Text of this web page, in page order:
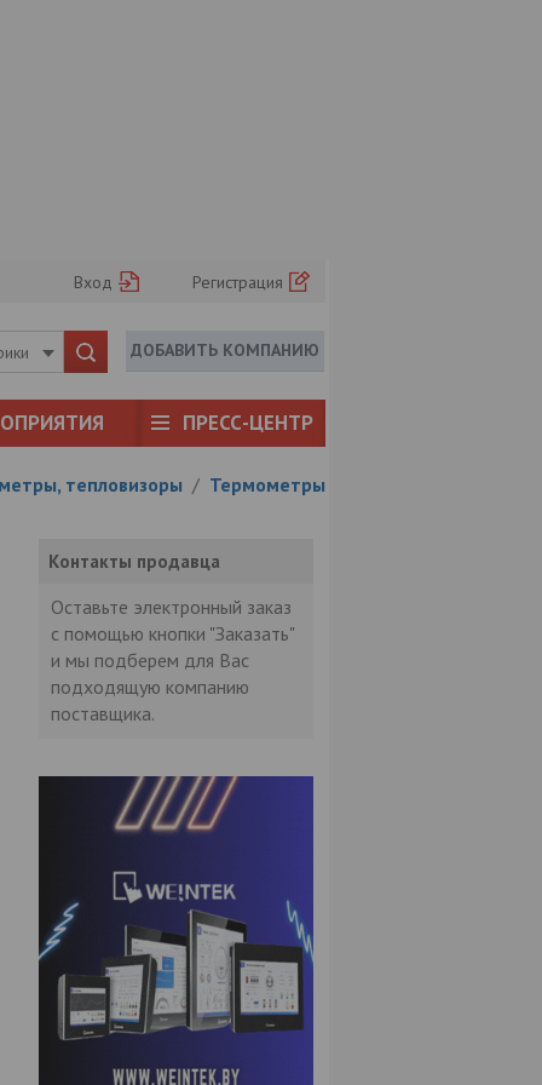
Вход Регистрация
ДОБАВИТЬ КОМПАНИЮ
ПРЕСС-ЦЕНТР
тепловизоры / Термометры
Контакты продавца
Оставьте электронный заказ
с помощью кнопки "Заказать"
и мы подберем для Вас
подходящую компанию
поставщика.